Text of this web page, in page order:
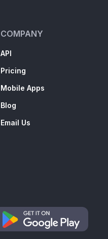
COMPANY
API
Pricing
Mobile Apps
Blog
Email Us